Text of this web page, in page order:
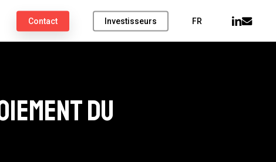
Contact Investisseurs FR linkedin
email
du